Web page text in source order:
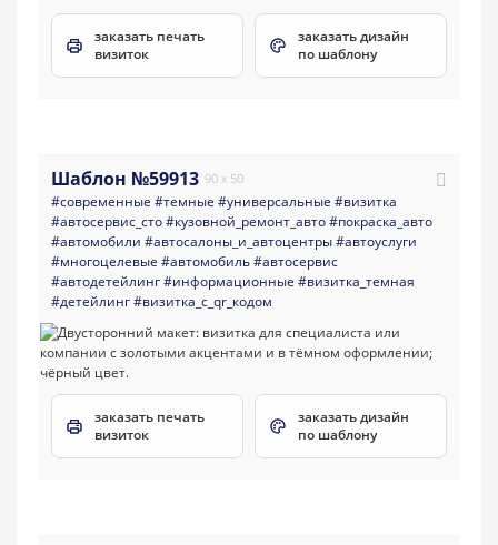
заказать печать
визиток
заказать дизайн
по шаблону
Шаблон №59913 90 x 50
#современные #темные #универсальные #визитка
#автосервис_сто#кузовной_ремонт_авто#покраска_авто
#автомобили #aвтосалоны_и_автоцентры#автоуслуги
#многоцелевые #автомобиль#автосервис
#автодетейлинг#информационные #визитка_темная
#детейлинг#визитка_с_qr_кодом
заказать печать
визиток
заказать дизайн
по шаблону